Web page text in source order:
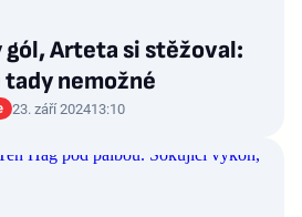
gól, Arteta si stěžoval:
nemožné
23. září 202413:10